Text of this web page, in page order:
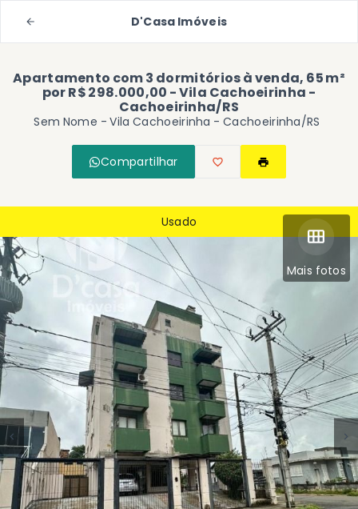
D'Casa Imóveis
Apartamento com 3 dormitórios à venda, 65 m²
por R$ 298.000,00 - Vila Cachoeirinha -
Cachoeirinha/RS
Sem Nome -Vila Cachoeirinha - Cachoeirinha/RS
Compartilhar
Mais fotos
Usado